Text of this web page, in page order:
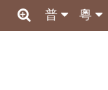
粵
普